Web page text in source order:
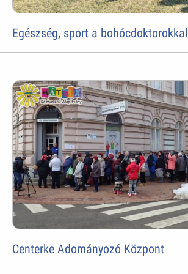
Egészség, sport a bohócdoktorokkal
Centerke Adományozó Központ